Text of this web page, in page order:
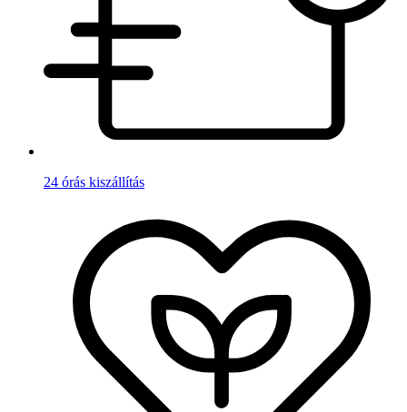
24 órás kiszállítás